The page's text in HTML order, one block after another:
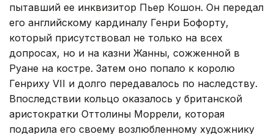
пытавший ее инквизитор Пьер Кошон. Он передал
его английскому кардиналу Генри Бофорту,
который присутствовал не только на всех
допросах, но и на казни Жанны, сожженной в
Руане на костре. Затем оно попало к королю
Генриху VII и долго передавалось по наследству.
Впоследствии кольцо оказалось у британской
аристократки Оттолины Моррели, которая
подарила его своему возлюбленному художнику